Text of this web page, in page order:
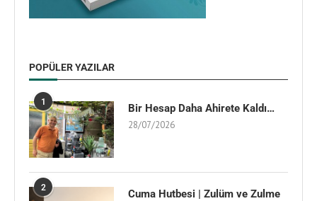
POPÜLER YAZILAR
1 Bir Hesap Daha Ahirete Kaldı…
28/07/2026
2
Cuma Hutbesi | Zulüm ve Zulme